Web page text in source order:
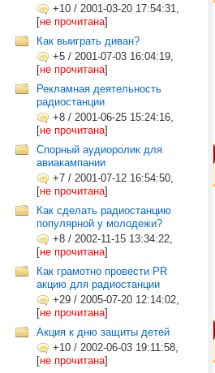
+10 / 2001-03-20 17:54:31,
[не прочитана]
Как выиграть диван?
+5 / 2001-07-03 16:04:19,
[не прочитана]
Рекламная деятельность
радиостанции
+8 / 2001-06-25 15:24:16,
[не прочитана]
Спорный аудиоролик для
авиакампании
+7 / 2001-07-12 16:54:50,
[не прочитана]
Как сделать радиостанцию
популярной у молодежи?
+8 / 2002-11-15 13:34:22,
[не прочитана]
Как грамотно провести PR
акцию для радиостанции
+29 / 2005-07-20 12:14:02,
[не прочитана]
Акция к дню защиты детей
+10 / 2002-06-03 19:11:58,
[не прочитана]